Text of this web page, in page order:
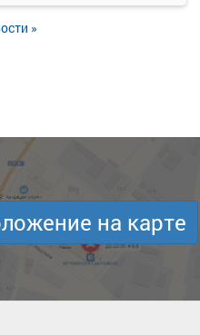
»
на карте